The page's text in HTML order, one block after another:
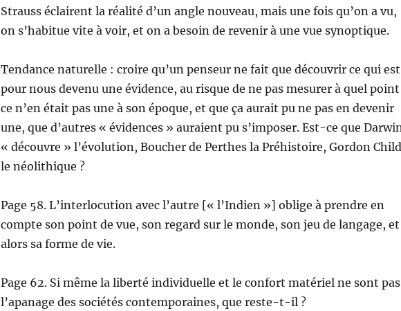
Strauss éclairent la réalité d’un angle nouveau, mais une fois qu’on a vu,
on s’habitue vite à voir, et on a besoin de revenir à une vue synoptique.
Tendance naturelle : croire qu’un penseur ne fait que découvrir ce qui est
pour nous devenu une évidence, au risque de ne pas mesurer à quel point
ce n’en était pas une à son époque, et que ça aurait pu ne pas en devenir
une, que d’autres « évidences » auraient pu s’imposer. Est-ce que
« découvre » l’évolution, Boucher de Perthes la Préhistoire, Gordon
le néolithique ?
Page 58. L’interlocution avec l’autre [« l’Indien »] oblige à prendre en
compte son point de vue, son regard sur le monde, son jeu de langage, et
alors sa forme de vie.
Page 62. Si même la liberté individuelle et le confort matériel ne sont pas
l’apanage des sociétés contemporaines, que reste-t-il ?